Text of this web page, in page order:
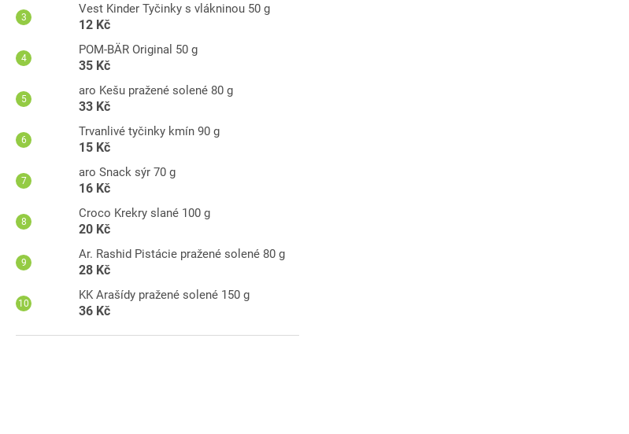
Vest Kinder Tyčinky s vlákninou 50 g
12 Kč
POM-BÄR Original 50 g
35 Kč
aro Kešu pražené solené 80 g
33 Kč
Trvanlivé tyčinky kmín 90 g
15 Kč
aro Snack sýr 70 g
16 Kč
Croco Krekry slané 100 g
20 Kč
Ar. Rashid Pistácie pražené solené 80 g
28 Kč
KK Arašídy pražené solené 150 g
36 Kč